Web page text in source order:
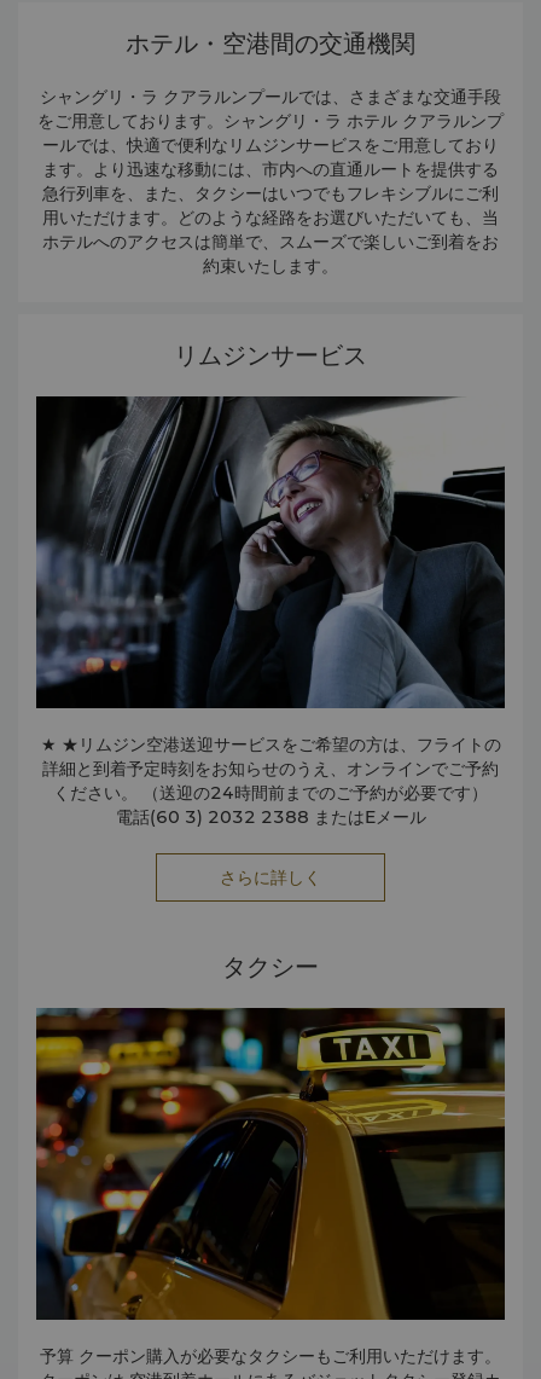
ホテル・空港間の交通機関
シャングリ・ラ クアラルンプールでは、さまざまな交通手段
をご用意しております。シャングリ・ラ ホテル クアラルンプ
ールでは、快適で便利なリムジンサービスをご用意しており
ます。より迅速な移動には、市内への直通ルートを提供する
急行列車を、また、タクシーはいつでもフレキシブルにご利
用いただけます。どのような経路をお選びいただいても、当
ホテルへのアクセスは簡単で、スムーズで楽しいご到着をお
約束いたします。
リムジンサービス
★ ★リムジン空港送迎サービスをご希望の方は、フライトの
詳細と到着予定時刻をお知らせのうえ、オンラインでご予約
ください。 （送迎の24時間前までのご予約が必要です）
電話(60 3) 2032 2388 またはEメール
す。
さらに詳しく
タクシー
予算 クーポン購入が必要なタクシーもご利用いただけます。